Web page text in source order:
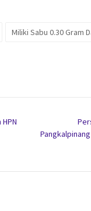
Miliki Sabu 0.30 Gram